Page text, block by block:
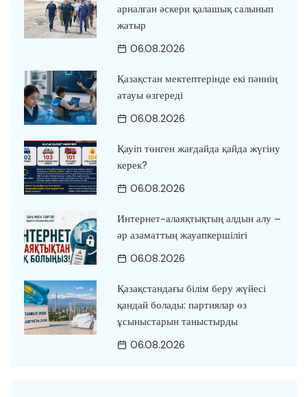
арналған әскери қалашық салынып
жатыр
06.08.2026
Қазақстан мектептерінде екі пәннің
атауы өзгереді
06.08.2026
Қауіп төнген жағдайда қайда жүгіну
керек?
06.08.2026
Интернет-алаяқтықтың алдын алу –
әр азаматтың жауапкершілігі
06.08.2026
Қазақстандағы білім беру жүйесі
қандай болады: партиялар өз
ұсыныстарын таныстырды
06.08.2026